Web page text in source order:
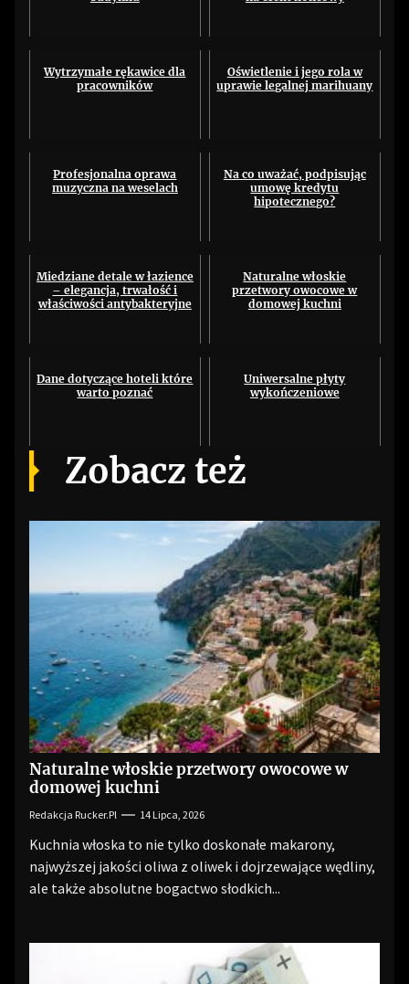
Wytrzymałe rękawice dla
pracowników
Oświetlenie i jego rola w
uprawie legalnej marihuany
Profesjonalna oprawa
muzyczna na weselach
Na co uważać, podpisując
umowę kredytu
hipotecznego?
Miedziane detale w łazience
– elegancja, trwałość i
właściwości antybakteryjne
Naturalne włoskie
przetwory owocowe w
domowej kuchni
Dane dotyczące hoteli które
warto poznać
Uniwersalne płyty
wykończeniowe
Zobacz też
Naturalne włoskie przetwory owocowe w
domowej kuchni
Redakcja Rucker.pl 14 Lipca, 2026
Kuchnia włoska to nie tylko doskonałe makarony,
najwyższej jakości oliwa z oliwek i dojrzewające wędliny,
ale także absolutne bogactwo słodkich...